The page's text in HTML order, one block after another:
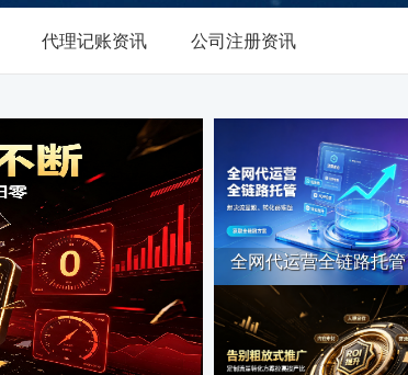
代理记账资讯 公司注册资讯
全网代运营全链路托管